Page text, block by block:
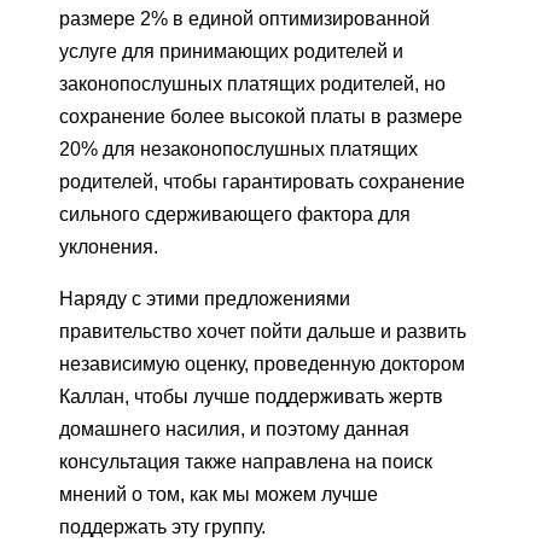
размере 2% в единой оптимизированной
услуге для принимающих родителей и
законопослушных платящих родителей, но
сохранение более высокой платы в размере
20% для незаконопослушных платящих
родителей, чтобы гарантировать сохранение
сильного сдерживающего фактора для
уклонения.
Наряду с этими предложениями
правительство хочет пойти дальше и развить
независимую оценку, проведенную доктором
Каллан, чтобы лучше поддерживать жертв
домашнего насилия, и поэтому данная
консультация также направлена ​​на поиск
мнений о том, как мы можем лучше
поддержать эту группу.